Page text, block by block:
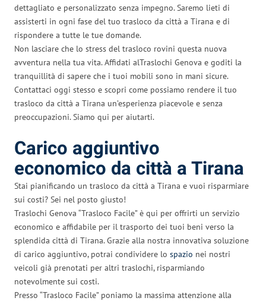
dettagliato e personalizzato senza impegno. Saremo lieti di
assisterti in ogni fase del tuo trasloco da città a Tirana e di
rispondere a tutte le tue domande.
Non lasciare che lo stress del trasloco rovini questa nuova
avventura nella tua vita. Affidati alTraslochi Genova e goditi la
tranquillità di sapere che i tuoi mobili sono in mani sicure.
Contattaci oggi stesso e scopri come possiamo rendere il tuo
trasloco da città a Tirana un’esperienza piacevole e senza
preoccupazioni. Siamo qui per aiutarti.
Carico aggiuntivo
economico da città a Tirana
Stai pianificando un trasloco da città a Tirana e vuoi risparmiare
sui costi? Sei nel posto giusto!
Traslochi Genova “Trasloco Facile” è qui per offrirti un servizio
economico e affidabile per il trasporto dei tuoi beni verso la
splendida città di Tirana. Grazie alla nostra innovativa soluzione
di carico aggiuntivo, potrai condividere lo spazio nei nostri
veicoli già prenotati per altri traslochi, risparmiando
notevolmente sui costi.
Presso “Trasloco Facile” poniamo la massima attenzione alla